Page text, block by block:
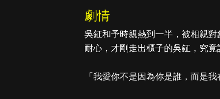
劇情
吳鉦和予時親熱到一半，被相親
耐心，才剛走出櫃子的吳鉦，究
「我愛你不是因為你是誰，而是